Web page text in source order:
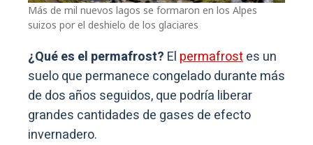
Más de mil nuevos lagos se formaron en los Alpes
suizos por el deshielo de los glaciares
¿Qué es el permafrost? El permafrostes un
suelo que permanece congelado durante más
de dos años seguidos, que podría liberar
grandes cantidades de gases de efecto
invernadero.